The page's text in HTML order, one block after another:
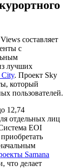
составляет
с
лучших
City. Проект Sky
который
пользователей.
12,74
отдельных лиц
EOI
Samana
что делает